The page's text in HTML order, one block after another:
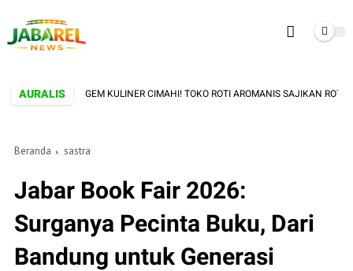
AURALIS
HIDDEN GEM KULINER CIMAHI! TOKO ROTI AROMANIS SAJIKAN ROTI
Beranda sastra
Jabar Book Fair 2026:
Surganya Pecinta Buku, Dari
Bandung untuk Generasi